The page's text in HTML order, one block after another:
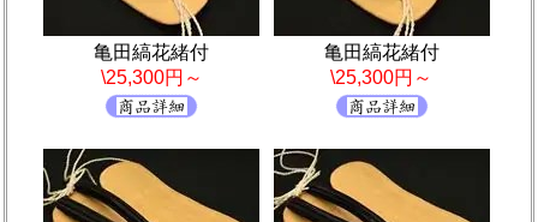
亀田縞花緒付
\25,300円～
亀田縞花緒付
\25,300円～